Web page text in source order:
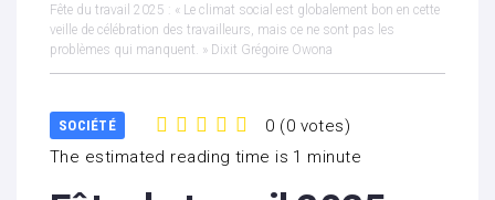
Fête du travail 2025 : « Le climat social est globalement bon en cette
veille de célébration des travailleurs, mais ce ne sont pas les
problèmes qui manquent. » Dixit Grégoire Owona
SOCIÉTÉ 0 (0 votes)
The estimated reading time is 1 minute